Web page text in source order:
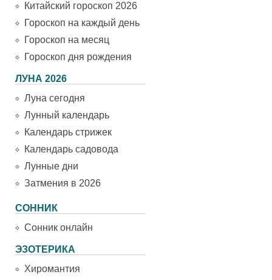
Китайский гороскоп 2026
Гороскоп на каждый день
Гороскоп на месяц
Гороскоп дня рождения
ЛУНА 2026
Луна сегодня
Лунный календарь
Календарь стрижек
Календарь садовода
Лунные дни
Затмения в 2026
СОННИК
Сонник онлайн
ЭЗОТЕРИКА
Хиромантия